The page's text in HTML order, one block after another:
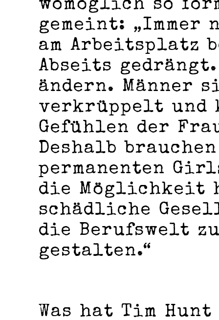
womöglich so
gemeint: „Immer
am Arbeitsplatz
Abseits
ändern. Männer
verkrüppelt und
Gefühlen der
Deshalb
permanenten
die Möglichkeit
schädliche
die Berufswelt
gestalten.“
Was hat Tim